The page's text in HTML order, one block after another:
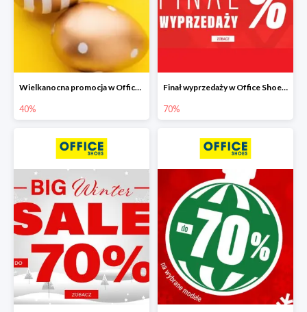
Wielkanocna promocja w Office Shoes do -40%
40%
Finał wyprzedaży w Office Shoes do -70%
70%